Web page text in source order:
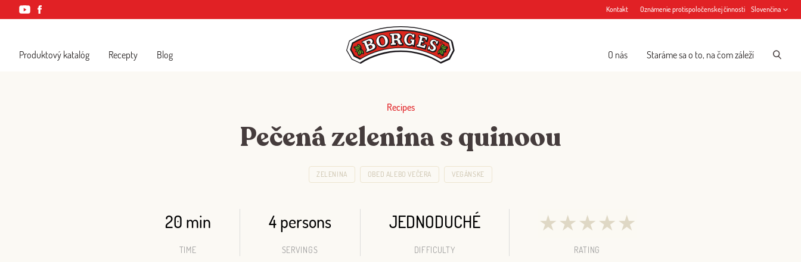
Kontakt Oznámenie protispoločenskej činnosti Slovenčina
Produktový katalóg Recepty Blog O nás Staráme sa o to, na čom záleží
Recipes
Pečená zelenina s quinoou
ZELENINA OBED ALEBO VEČERA VEGÁNSKE
20 min
TIME
4 persons
SERVINGS
JEDNODUCHÉ
DIFFICULTY
★★★★★
RATING